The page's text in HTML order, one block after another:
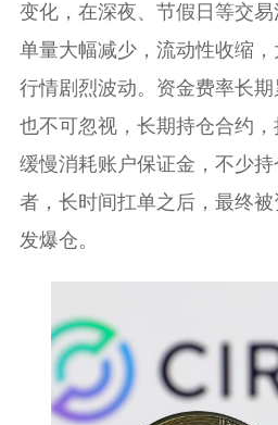
变化，在深夜、节假日等交
单量大幅减少，流动性收缩
行情剧烈波动。资金费率长
也不可忽视，长期持仓合约
缓慢消耗账户保证金，不少
者，长时间扛单之后，最终
发爆仓。